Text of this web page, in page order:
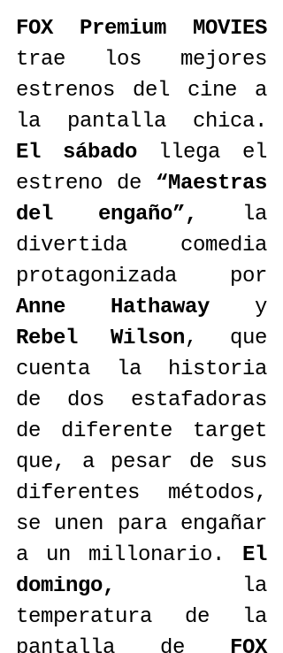
FOX Premium MOVIES
trae los mejores
estrenos del cine a
El sábado llega el
estreno de “Maestras
del engaño”,
la
divertida comedia
Anne Hathaway
Rebel Wilson, que
cuenta la historia
de dos estafadoras
de diferente target
que, a pesar de sus
diferentes métodos,
se unen para engañar
a un millonario. El
domingo,
la
temperatura de la
pantalla de FOX